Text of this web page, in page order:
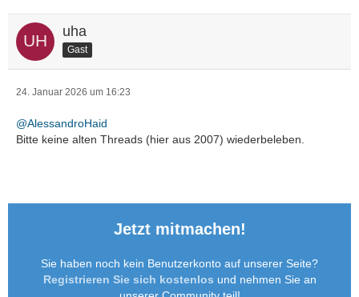
uha
Gast
24. Januar 2026 um 16:23
@AlessandroHaid
Bitte keine alten Threads (hier aus 2007) wiederbeleben.
Jetzt mitmachen!
Sie haben noch kein Benutzerkonto auf unserer Seite?
Registrieren Sie sich kostenlos und nehmen Sie an